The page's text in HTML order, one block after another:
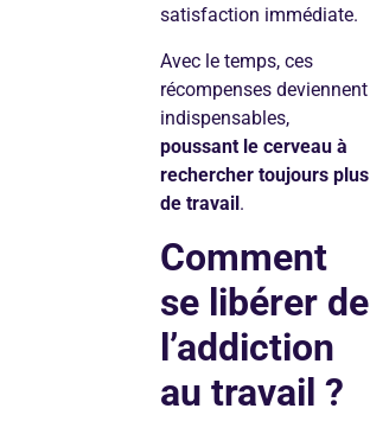
satisfaction immédiate.
Avec le temps, ces
récompenses deviennent
indispensables,
poussant le cerveau à
rechercher toujours plus
de travail.
Comment
se libérer de
l’addiction
au travail ?